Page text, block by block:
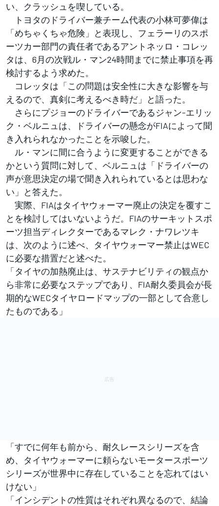
い、クラッシュを喫している。
トヨタのドライバー兼チーム代表の小林可夢偉は
「めちゃくちゃ危険」と表現し、フェラーリのスポ
ーツカー部門の責任者であるアントネッロ・コレッ
タは、6月の次戦ル・マン24時間までに禁止事項を再
検討するよう求めた。
コレッタは「この問題は安全性に大きな影響を与
えるので、真剣に考えるべき時だ」と語った。
さらにプジョーのドライバーであるジャン-エリッ
ク・ベルニュは、ドライバーの懸念がFIAによって聞
き入れられなかったことを示唆した。
ル・マンに間に合うように変更することができる
かという質問に対して、ベルニュは「ドライバーの
声が意思決定の場で聞き入れられているとは思わな
い」と答えた。
実際、FIAはタイヤウォーマー廃止の決定を覆すこ
とを検討してはいないようだ。FIAのサーキットスポ
ーツ担当ディレクターであるマレク・ナワレツキ
は、次のように述べ、タイヤウォーマー禁止はWEC
に必要な措置だと述べた。
「タイヤの加熱廃止は、サステナビリティの観点か
ら非常に必要なステップであり、FIA耐久委員会が長
期的なWECタイヤロードマップの一部として合意し
たものである」
「すでに何年も前から、耐久レースシリーズを含
め、タイヤウォーマーに頼らないモータースポーツ
シリーズが世界中に存在していることを忘れてはい
けない」
「インシデントの性質はそれぞれ異なるので、結論